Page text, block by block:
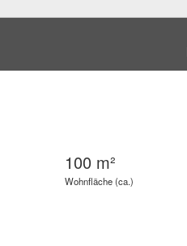
100 m²
Wohnfläche (ca.)